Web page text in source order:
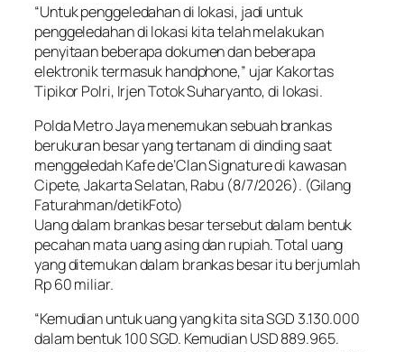
“Untuk penggeledahan di lokasi, jadi untuk
penggeledahan di lokasi kita telah melakukan
penyitaan beberapa dokumen dan beberapa
elektronik termasuk handphone,” ujar Kakortas
Tipikor Polri, Irjen Totok Suharyanto, di lokasi.
Polda Metro Jaya menemukan sebuah brankas
berukuran besar yang tertanam di dinding saat
menggeledah Kafe de’Clan Signature di kawasan
Cipete, Jakarta Selatan, Rabu (8/7/2026). (Gilang
Faturahman/detikFoto)
Uang dalam brankas besar tersebut dalam bentuk
pecahan mata uang asing dan rupiah. Total uang
yang ditemukan dalam brankas besar itu berjumlah
Rp 60 miliar.
“Kemudian untuk uang yang kita sita SGD 3.130.000
dalam bentuk 100 SGD. Kemudian USD 889.965.